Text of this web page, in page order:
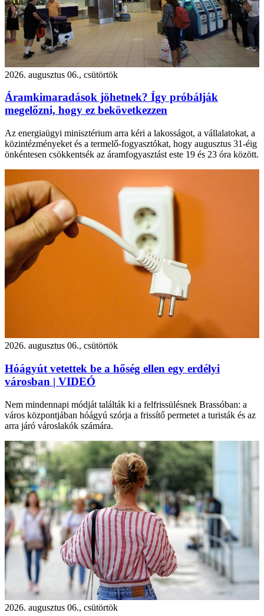
2026. augusztus 06., csütörtök
Áramkimaradások jöhetnek? Így próbálják
megelőzni, hogy ez bekövetkezzen
Az energiaügyi minisztérium arra kéri a lakosságot, a vállalatokat, a
közintézményeket és a termelő-fogyasztókat, hogy augusztus 31-éig
önkéntesen csökkentsék az áramfogyasztást este 19 és 23 óra között.
2026. augusztus 06., csütörtök
Hóágyút vetettek be a hőség ellen egy erdélyi
városban | VIDEÓ
Nem mindennapi módját találták ki a felfrissülésnek Brassóban: a
város központjában hóágyú szórja a frissítő permetet a turisták és az
arra járó városlakók számára.
2026. augusztus 06., csütörtök